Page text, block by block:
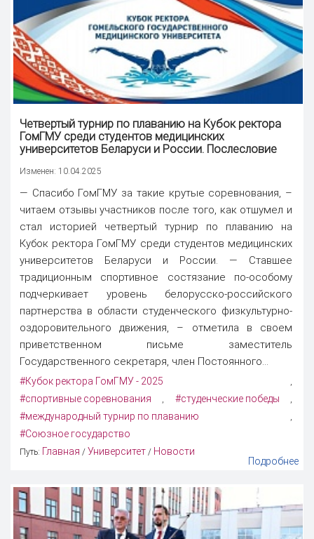
Четвертый турнир по плаванию на Кубок ректора
ГомГМУ среди студентов медицинских
университетов Беларуси и России. Послесловие
Изменен: 10.04.2025
— Спасибо ГомГМУ за такие крутые соревнования, –
читаем отзывы участников после того, как отшумел и
стал историей четвертый турнир по плаванию на
Кубок ректора ГомГМУ среди студентов медицинских
университетов Беларуси и России. — Ставшее
традиционным спортивное состязание по-особому
подчеркивает уровень белорусско-российского
партнерства в области студенческого физкультурно-
оздоровительного движения, – отметила в своем
приветственном письме заместитель
Государственного секретаря, член Постоянного...
#Кубок ректора ГомГМУ - 2025 ,
#спортивные соревнования , #студенческие победы ,
#международный турнир по плаванию ,
#Союзное государство
Путь: Главная / Университет / Новости
Подробнее